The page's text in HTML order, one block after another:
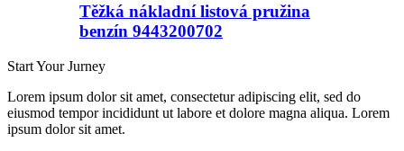
Těžká nákladní listová pružina
benzín 9443200702
Start Your Jurney
Lorem ipsum dolor sit amet, consectetur adipiscing elit, sed do
eiusmod tempor incididunt ut labore et dolore magna aliqua. Lorem
ipsum dolor sit amet.